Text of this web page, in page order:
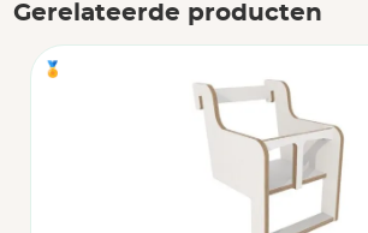
Gerelateerde producten
🏅